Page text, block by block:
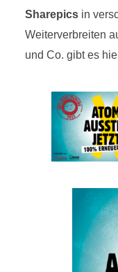
Sharepicsin
Weiterverbreiten
und Co. gibt es